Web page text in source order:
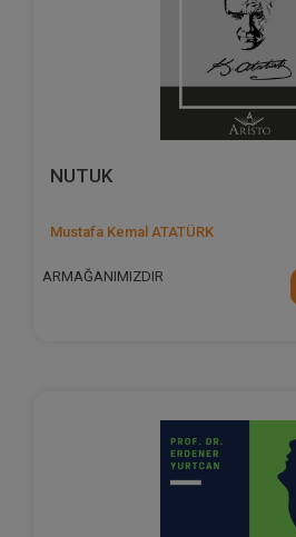
NUTUK
Mustafa Kemal ATATÜRK
ARMAĞANIMIZDIR